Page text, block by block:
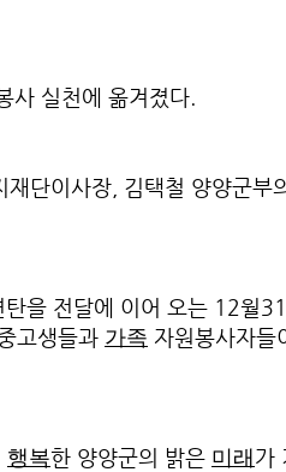
사 실천에 옮겨졌다.
단이사장, 김택철 양양군부
을 전달에 이어 오는 12월
고생들과 가족 자원봉사자들
행복한 양양군의 밝은 미래 가